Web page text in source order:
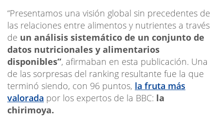
“Presentamos una visión global sin precedentes de
las relaciones entre alimentos y nutrientes a través
de un análisis sistemático de un conjunto de
datos nutricionales y alimentarios
disponibles”, afirmaban en esta publicación. Una
de las sorpresas del ranking resultante fue la que
terminó siendo, con 96 puntos, la fruta más
valorada por los expertos de la BBC: la
chirimoya.